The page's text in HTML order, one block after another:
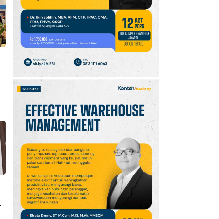
10 Klasemen Grup A Piala
AFF 2026: Ini Skenario
Indonesia Lolos ke
Semifinal